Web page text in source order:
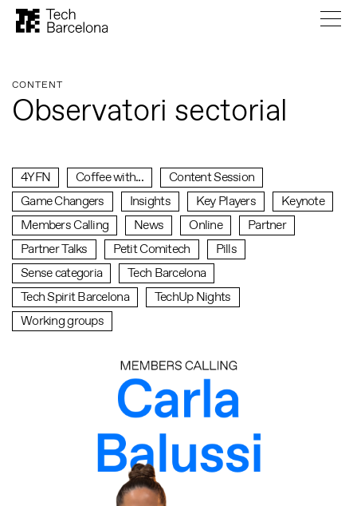
CONTENT
Observatori sectorial
4YFN Coffee with...
Content Session
Game Changers
Insights Key Players
Keynote
Members Calling
News Online
Partner
Partner Talks
Petit Comitech
Pills
Sense categoria
Tech Barcelona
Tech Spirit Barcelona
TechUp Nights
Working groups